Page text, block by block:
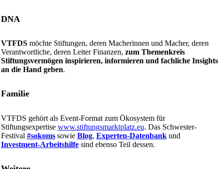
DNA
VTFDS möchte Stiftungen, deren Macherinnen und Macher, deren
Verantwortliche, deren Leiter Finanzen, zum Themenkreis
Stiftungsvermögen inspirieren, informieren und fachliche Insights
an die Hand geben.
Familie
VTFDS gehört als Event-Format zum Ökosystem für
Stiftungsexpertise www.stiftungsmarktplatz.eu. Das Schwester-
Festival #sokomssowie Blog, Experten-Datenbankund
Investment-Arbeitshilfesind ebenso Teil dessen.